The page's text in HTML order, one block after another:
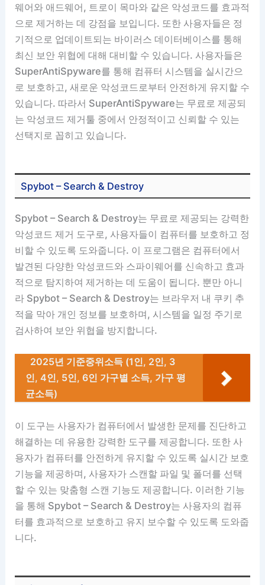
웨어와 애드웨어, 트로이 목마와 같은 악성코드를 효과적
으로 제거하는 데 강점을 보입니다. 또한 사용자들은 정
기적으로 업데이트되는 바이러스 데이터베이스를 통해
최신 보안 위협에 대해 대비할 수 있습니다. 사용자들은
SuperAntiSpyware를 통해 컴퓨터 시스템을 실시간으
로 보호하고, 새로운 악성코드로부터 안전하게 유지할 수
있습니다. 따라서 SuperAntiSpyware는 무료로 제공되
는 악성코드 제거툴 중에서 안정적이고 신뢰할 수 있는
선택지로 꼽히고 있습니다.
Spybot – Search & Destroy
Spybot – Search & Destroy는 무료로 제공되는 강력한
악성코드 제거 도구로, 사용자들이 컴퓨터를 보호하고 정
비할 수 있도록 도와줍니다. 이 프로그램은 컴퓨터에서
발견된 다양한 악성코드와 스파이웨어를 신속하고 효과
적으로 탐지하여 제거하는 데 도움이 됩니다. 뿐만 아니
라 Spybot – Search & Destroy는 브라우저 내 쿠키 추
적을 막아 개인 정보를 보호하며, 시스템을 일정 주기로
검사하여 보안 위협을 방지합니다.
2025년 기준중위소득 (1인, 2인, 3
인, 4인, 5인, 6인 가구별 소득, 가구 평
균소득)
이 도구는 사용자가 컴퓨터에서 발생한 문제를 진단하고
해결하는 데 유용한 강력한 도구를 제공합니다. 또한 사
용자가 컴퓨터를 안전하게 유지할 수 있도록 실시간 보호
기능을 제공하며, 사용자가 스캔할 파일 및 폴더를 선택
할 수 있는 맞춤형 스캔 기능도 제공합니다. 이러한 기능
을 통해 Spybot – Search & Destroy는 사용자의 컴퓨
터를 효과적으로 보호하고 유지 보수할 수 있도록 도와줍
니다.